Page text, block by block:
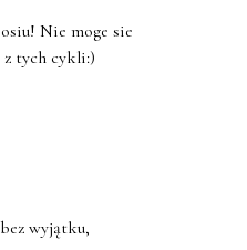
Nie moge sie
z tych cykli:)
wyjątku,